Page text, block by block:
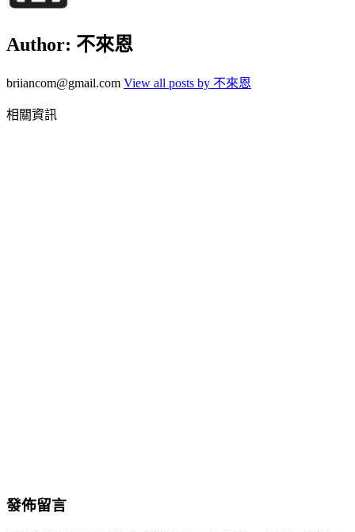
Author: 不來恩
briiancom@gmail.com View all posts by 不來恩
相關資訊
發佈留言